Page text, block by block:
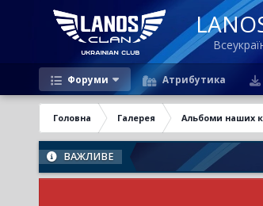
Форуми Атрибутика
Головна Галерея Альбоми наших
ВАЖЛИВЕ